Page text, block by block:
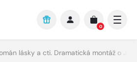
0
lásky a cti. Dramatická montáž o